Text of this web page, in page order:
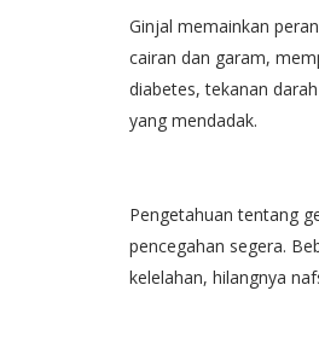
Ginjal memainkan
cairan dan garam,
diabetes, tekanan
yang mendadak.
Pengetahuan tentang
pencegahan segera.
kelelahan, hilangnya